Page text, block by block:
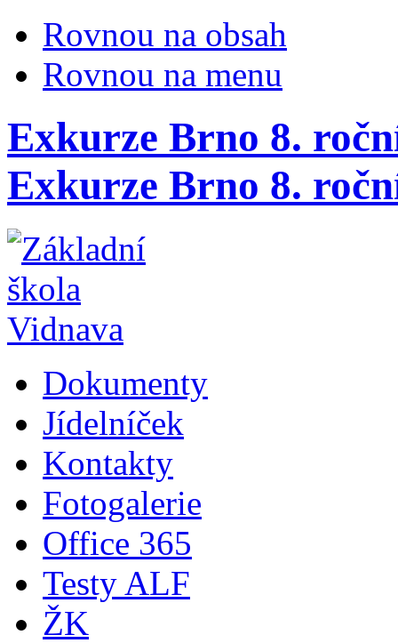
Rovnou na obsah
Rovnou na menu
Exkurze Brno 8.
Exkurze Brno 8.
Dokumenty
Jídelníček
Kontakty
Fotogalerie
Office 365
Testy ALF
ŽK